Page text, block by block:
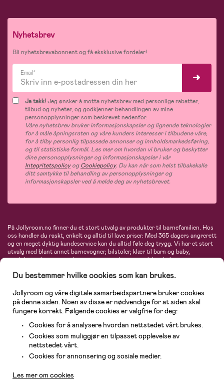
Nyhetsbrev
Bli nyhetsbrevabonnent og få eksklusive fordeler!
Email*
Ja takk!Jeg ønsker å motta nyhetsbrev med personlige rabatter,
tilbud og nyheter, og godkjenner behandlingen av mine
personopplysninger som beskrevet nedenfor.
Våre nyhetsbrev bruker informasjonskapsler og lignende teknologier
for å måle åpningsraten og våre kunders interesser i tilbudene våre,
for å tilby personlig tilpassede annonser og innholdsmarkedsføring,
og til statistiske formål. Les mer om hvordan vi bruker og beskytter
dine personopplysninger og informasjonskapsler i vår
IntegritetspolicyogCookiepolicy. Du kan når som helst tilbakekalle
ditt samtykke til behandling av personopplysninger og
informasjonskapsler ved å melde deg av nyhetsbrevet.
På Jollyroom.no finner du et stort utvalg av produkter til barnefamilien. Hos
oss handler du raskt, enkelt og alltid til lave priser. Med 365 dagers angrerett
og en meget dyktig kundeservice kan du alltid føle deg trygg. Vi har et stort
utvalg med blant annet barnevogner, bilstoler, klær til barn og baby,
produkter til mor, mengder av inspirerende interiør, leker, babyustyr og mye
Maxi-Cosi, Baby Jogger, BabyBjörn, Didriksons, KidKraft, Ergobaby, Philips
største nettbutikk for barn og baby!
Du bestemmer hvilke cookies som kan brukes.
Jollyroom og våre digitale samarbeidspartnere bruker cookies
på denne siden. Noen av disse er nødvendige for at siden skal
fungere korrekt. Følgende cookies er valgfrie for deg:
Cookies for å analysere hvordan nettstedet vårt brukes.
Cookies som muliggjør en tilpasset opplevelse av
nettstedet vårt.
Cookies for annonsering og sosiale medier.
Les mer om cookies